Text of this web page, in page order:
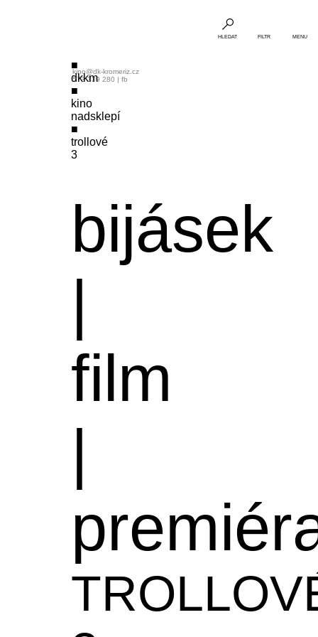
dkkm
kino
nadsklepí
trollové
3
bijásek
|
film
|
kino@dk-kromeriz.cz
573 339 280 | fb
HLEDAT FILTR MENU